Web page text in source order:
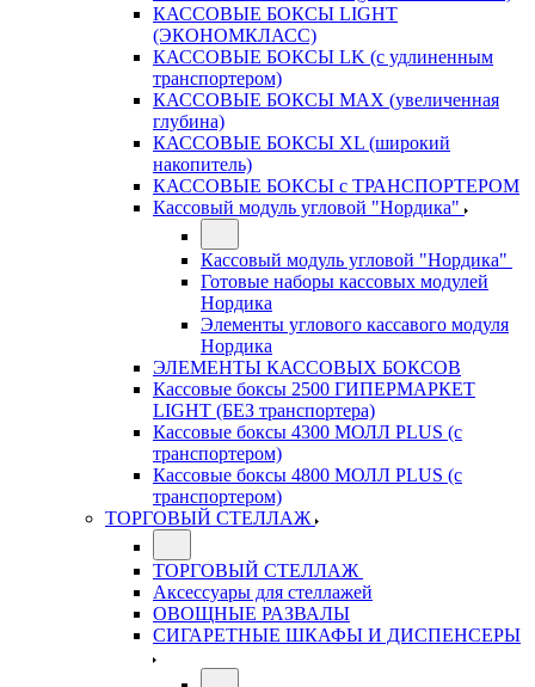
КАССОВЫЕ БОКСЫ LIGHT
(ЭКОНОМКЛАСС)
КАССОВЫЕ БОКСЫ LK (с удлиненным
транспортером)
КАССОВЫЕ БОКСЫ MAX (увеличенная
глубина)
КАССОВЫЕ БОКСЫ XL (широкий
накопитель)
КАССОВЫЕ БОКСЫ с ТРАНСПОРТЕРОМ
Кассовый модуль угловой "Нордика"
Кассовый модуль угловой "Нордика"
Готовые наборы кассовых модулей
Нордика
Элементы углового кассавого модуля
Нордика
ЭЛЕМЕНТЫ КАССОВЫХ БОКСОВ
Кассовые боксы 2500 ГИПЕРМАРКЕТ
LIGHT (БЕЗ транспортера)
Кассовые боксы 4300 МОЛЛ PLUS (с
транспортером)
Кассовые боксы 4800 МОЛЛ PLUS (с
транспортером)
ТОРГОВЫЙ СТЕЛЛАЖ
ТОРГОВЫЙ СТЕЛЛАЖ
Аксессуары для стеллажей
ОВОЩНЫЕ РАЗВАЛЫ
СИГАРЕТНЫЕ ШКАФЫ И ДИСПЕНСЕРЫ